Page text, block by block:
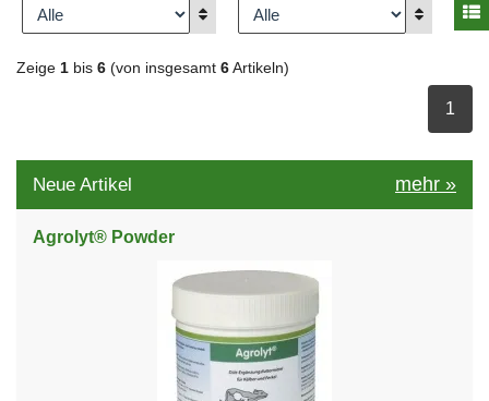
Anzeigen Anzeigen
Zeige 1 bis 6 (von insgesamt 6 Artikeln)
1
Neue Artikel mehr »
Agrolyt® Powder